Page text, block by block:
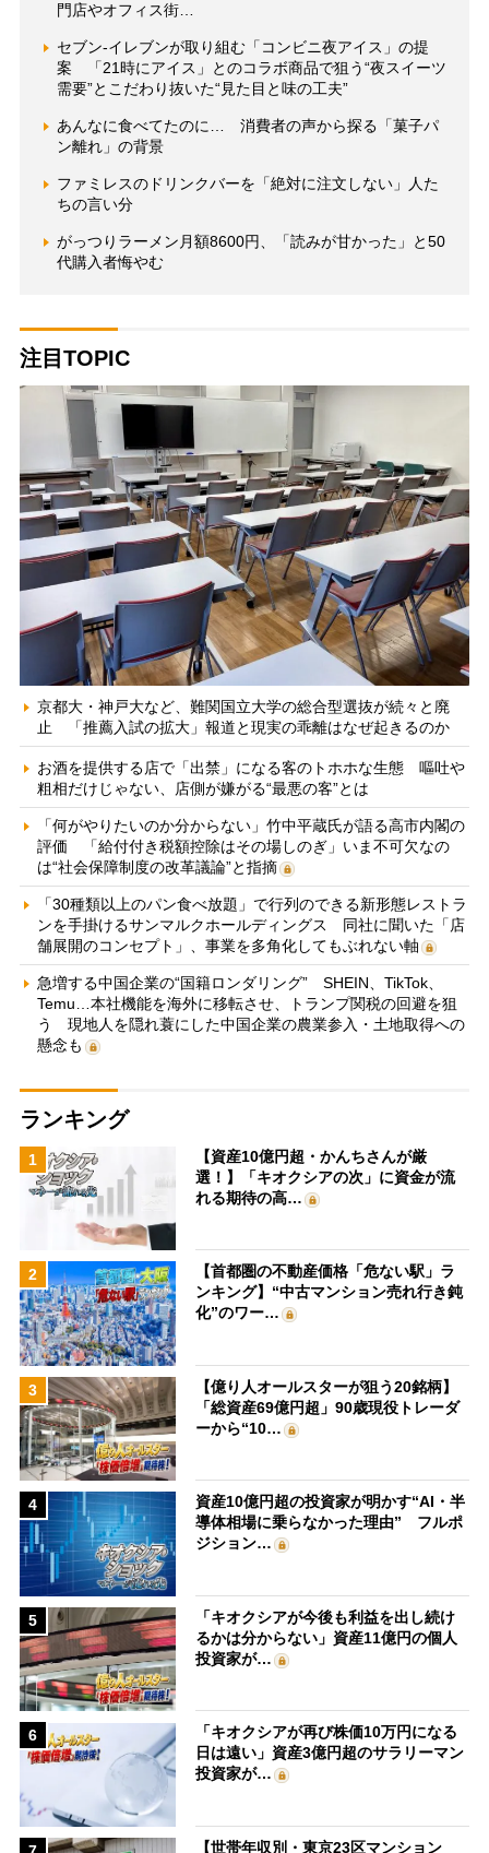
門店やオフィス街…
セブン-イレブンが取り組む「コンビニ夜アイス」の提
案 「21時にアイス」とのコラボ商品で狙う“夜スイーツ
需要”とこだわり抜いた“見た目と味の工夫”
あんなに食べてたのに… 消費者の声から探る「菓子パ
ン離れ」の背景
ファミレスのドリンクバーを「絶対に注文しない」人た
ちの言い分
がっつりラーメン月額8600円、「読みが甘かった」と50
代購入者悔やむ
注目TOPIC
京都大・神戸大など、難関国立大学の総合型選抜が続々と廃
止 「推薦入試の拡大」報道と現実の乖離はなぜ起きるのか
お酒を提供する店で「出禁」になる客のトホホな生態 嘔吐や
粗相だけじゃない、店側が嫌がる“最悪の客”とは
「何がやりたいのか分からない」竹中平蔵氏が語る高市内閣の
評価 「給付付き税額控除はその場しのぎ」いま不可欠なの
は“社会保障制度の改革議論”と指摘
「30種類以上のパン食べ放題」で行列のできる新形態レストラ
ンを手掛けるサンマルクホールディングス 同社に聞いた「店
舗展開のコンセプト」、事業を多角化してもぶれない軸
急増する中国企業の“国籍ロンダリング” SHEIN、TikTok、
Temu…本社機能を海外に移転させ、トランプ関税の回避を狙
う 現地人を隠れ蓑にした中国企業の農業参入・土地取得への
懸念も
ランキング
1
【資産10億円超・かんちさんが厳
選！】「キオクシアの次」に資金が流
れる期待の高…
2
【首都圏の不動産価格「危ない駅」ラ
ンキング】“中古マンション売れ行き鈍
化”のワー…
3
【億り人オールスターが狙う20銘柄】
「総資産69億円超」90歳現役トレーダ
ーから“10…
4
資産10億円超の投資家が明かす“AI・半
導体相場に乗らなかった理由” フルポ
ジション…
5
「キオクシアが今後も利益を出し続け
るかは分からない」資産11億円の個人
投資家が…
6
「キオクシアが再び株価10万円になる
日は遠い」資産3億円超のサラリーマン
投資家が…
【世帯年収別・東京23区マンション